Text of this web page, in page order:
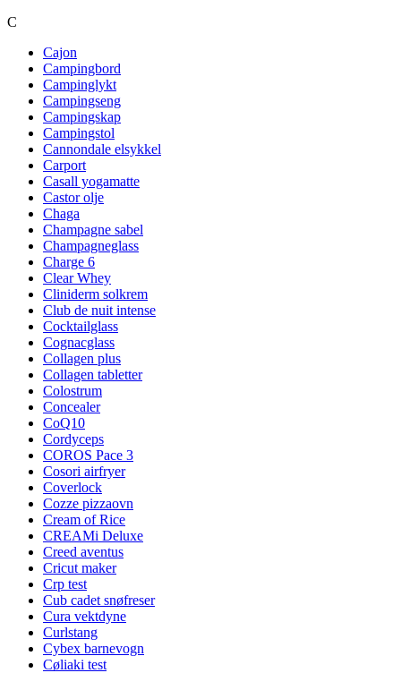
C
Cajon
Campingbord
Campinglykt
Campingseng
Campingskap
Campingstol
Cannondale elsykkel
Carport
Casall yogamatte
Castor olje
Chaga
Champagne sabel
Champagneglass
Charge 6
Clear Whey
Cliniderm solkrem
Club de nuit intense
Cocktailglass
Cognacglass
Collagen plus
Collagen tabletter
Colostrum
Concealer
CoQ10
Cordyceps
COROS Pace 3
Cosori airfryer
Coverlock
Cozze pizzaovn
Cream of Rice
CREAMi Deluxe
Creed aventus
Cricut maker
Crp test
Cub cadet snøfreser
Cura vektdyne
Curlstang
Cybex barnevogn
Cøliaki test